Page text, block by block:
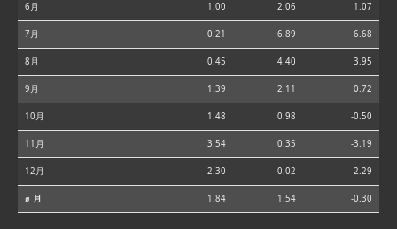
6月 1.00 2.06 1.07
7月 0.21 6.89 6.68
8月 0.45 4.40 3.95
9月 1.39 2.11 0.72
10月 1.48 0.98 -0.50
11月 3.54 0.35 -3.19
12月 2.30 0.02 -2.29
⌀ 月 1.84 1.54 -0.30